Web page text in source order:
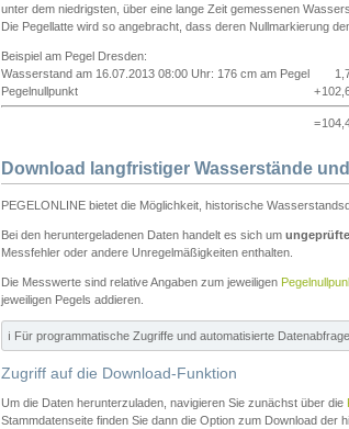
unter dem niedrigsten, über eine lange Zeit gemessenen
Die Pegellatte wird so angebracht, dass deren Nullmarkierung
Beispiel am Pegel Dresden:
Wasserstand am 16.07.2013 08:00 Uhr: 176 cm am Pegel
Pegelnullpunkt
+
=
Download langfristiger Wasserstände
PEGELONLINE bietet die Möglichkeit, historische
Bei den heruntergeladenen Daten handelt es sich um
Messfehler oder andere Unregelmäßigkeiten enthalten.
Die Messwerte sind relative Angaben zum jeweiligen
jeweiligen Pegels addieren.
ℹ️ Für programmatische Zugriffe und automatisierte
Zugriff auf die Download-Funktion
Um die Daten herunterzuladen, navigieren Sie zunächst über die
Stammdatenseite finden Sie dann die Option zum Download der